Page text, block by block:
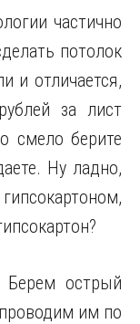
частично
потолок
и отличается,
за лист
смело берите
Ну ладно,
острый
им по